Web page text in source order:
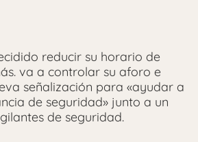
reducir su horario de
va a controlar su aforo e
señalización para «ayudar a
de seguridad» junto a un
de seguridad.